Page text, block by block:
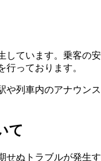
しています。乗客の安
っております。
や列車内のアナウンス
て
せぬトラブルが発生す